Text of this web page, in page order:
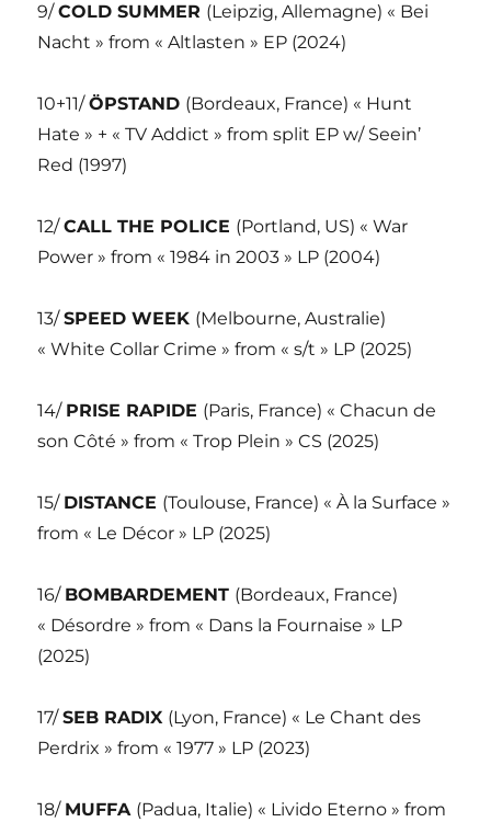
9/COLD SUMMER (Leipzig, Allemagne) « Bei
Nacht » from « Altlasten » EP (2024)
10+11/ÖPSTAND (Bordeaux, France) « Hunt
Hate » + « TV Addict » from split EP w/ Seein’
Red (1997)
12/CALL THE POLICE (Portland, US) « War
Power » from « 1984 in 2003 » LP (2004)
13/SPEED WEEK (Melbourne, Australie)
« White Collar Crime » from « s/t » LP (2025)
14/ PRISE RAPIDE (Paris, France) « Chacun de
son Côté » from « Trop Plein » CS (2025)
15/ DISTANCE (Toulouse, France) « À la Surface »
from « Le Décor » LP (2025)
16/ BOMBARDEMENT (Bordeaux, France)
« Désordre » from « Dans la Fournaise » LP
(2025)
17/SEB RADIX (Lyon, France) « Le Chant des
Perdrix » from « 1977 » LP (2023)
18/ MUFFA (Padua, Italie) « Livido Eterno » from